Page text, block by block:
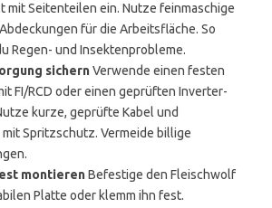
mit Seitenteilen ein. Nutze feinmaschige
für die Arbeitsfläche. So
Regen- und Insektenprobleme.
sichernVerwende einen festen
FI/RCD oder einen geprüften Inverter-
kurze, geprüfte Kabel und
Spritzschutz. Vermeide billige
montierenBefestige den Fleischwolf
Platte oder klemm ihn fest.